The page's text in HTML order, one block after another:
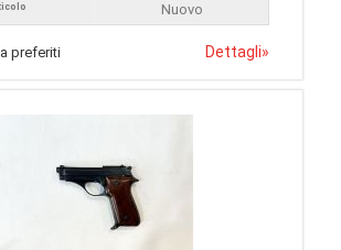
Nuovo
preferiti Dettagli»